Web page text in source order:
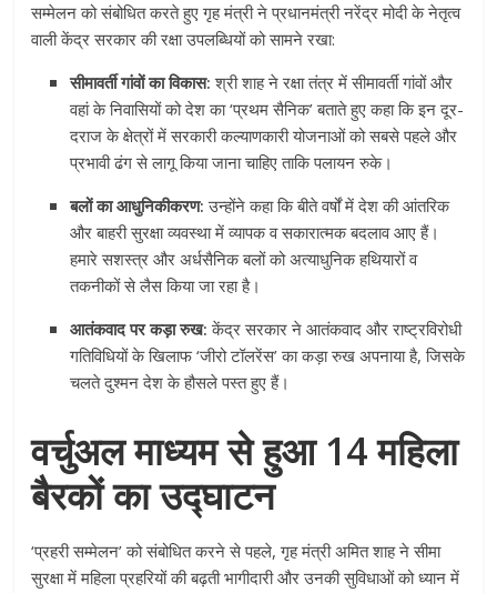
सम्मेलन को संबोधित करते हुए गृह मंत्री ने प्रधानमंत्री नरेंद्र मोदी के नेतृत्व
वाली केंद्र सरकार की रक्षा उपलब्धियों को सामने रखा:
सीमावर्ती गांवों का विकास: श्री शाह ने रक्षा तंत्र में सीमावर्ती गांवों और
वहां के निवासियों को देश का ‘प्रथम सैनिक’ बताते हुए कहा कि इन दूर-
दराज के क्षेत्रों में सरकारी कल्याणकारी योजनाओं को सबसे पहले और
प्रभावी ढंग से लागू किया जाना चाहिए ताकि पलायन रुके।
बलों का आधुनिकीकरण: उन्होंने कहा कि बीते वर्षों में देश की आंतरिक
और बाहरी सुरक्षा व्यवस्था में व्यापक व सकारात्मक बदलाव आए हैं।
हमारे सशस्त्र और अर्धसैनिक बलों को अत्याधुनिक हथियारों व
तकनीकों से लैस किया जा रहा है।
आतंकवाद पर कड़ा रुख: केंद्र सरकार ने आतंकवाद और राष्ट्रविरोधी
गतिविधियों के खिलाफ ‘जीरो टॉलरेंस’ का कड़ा रुख अपनाया है, जिसके
चलते दुश्मन देश के हौसले पस्त हुए हैं।
वर्चुअल माध्यम से हुआ 14 महिला
बैरकों का उद्घाटन
‘प्रहरी सम्मेलन’ को संबोधित करने से पहले, गृह मंत्री अमित शाह ने सीमा
सुरक्षा में महिला प्रहरियों की बढ़ती भागीदारी और उनकी सुविधाओं को ध्यान में